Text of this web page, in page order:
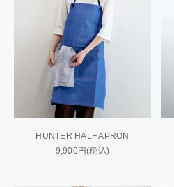
HUNTER HALF APRON
9,900円(税込)